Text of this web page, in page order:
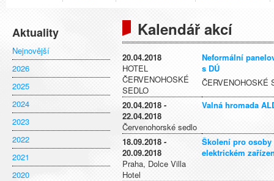
Aktuality
Nejnovější
2026
2025
2024
2023
2022
2021
2020
Kalendář akcí
20.04.2018
HOTEL
ČERVENOHOSKÉ
SEDLO
Neformální
s DÚ
ČERVENOHOSKÉ
20.04.2018 -
22.04.2018
Červenohorské sedlo
Valná hromada
18.09.2018 -
20.09.2018
Praha, Dolce Villa
Hotel
Školení pro
elektrickém